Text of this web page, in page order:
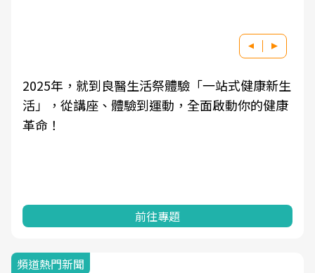
2025年，就到良醫生活祭體驗「一站式健康新生
活」，從講座、體驗到運動，全面啟動你的健康
革命！
前往專題
頻道熱門新聞